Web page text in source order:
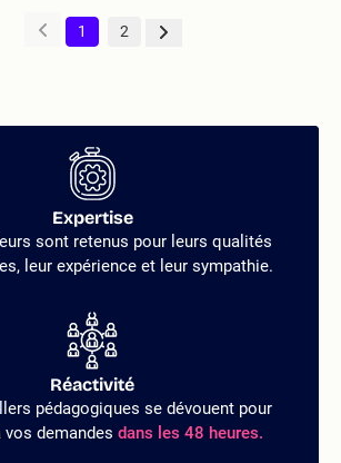
1 2
Expertise
sont retenus pour leurs qualités
leur expérience et leur sympathie.
Réactivité
pédagogiques se dévouent pour
vos demandes dans les 48 heures.